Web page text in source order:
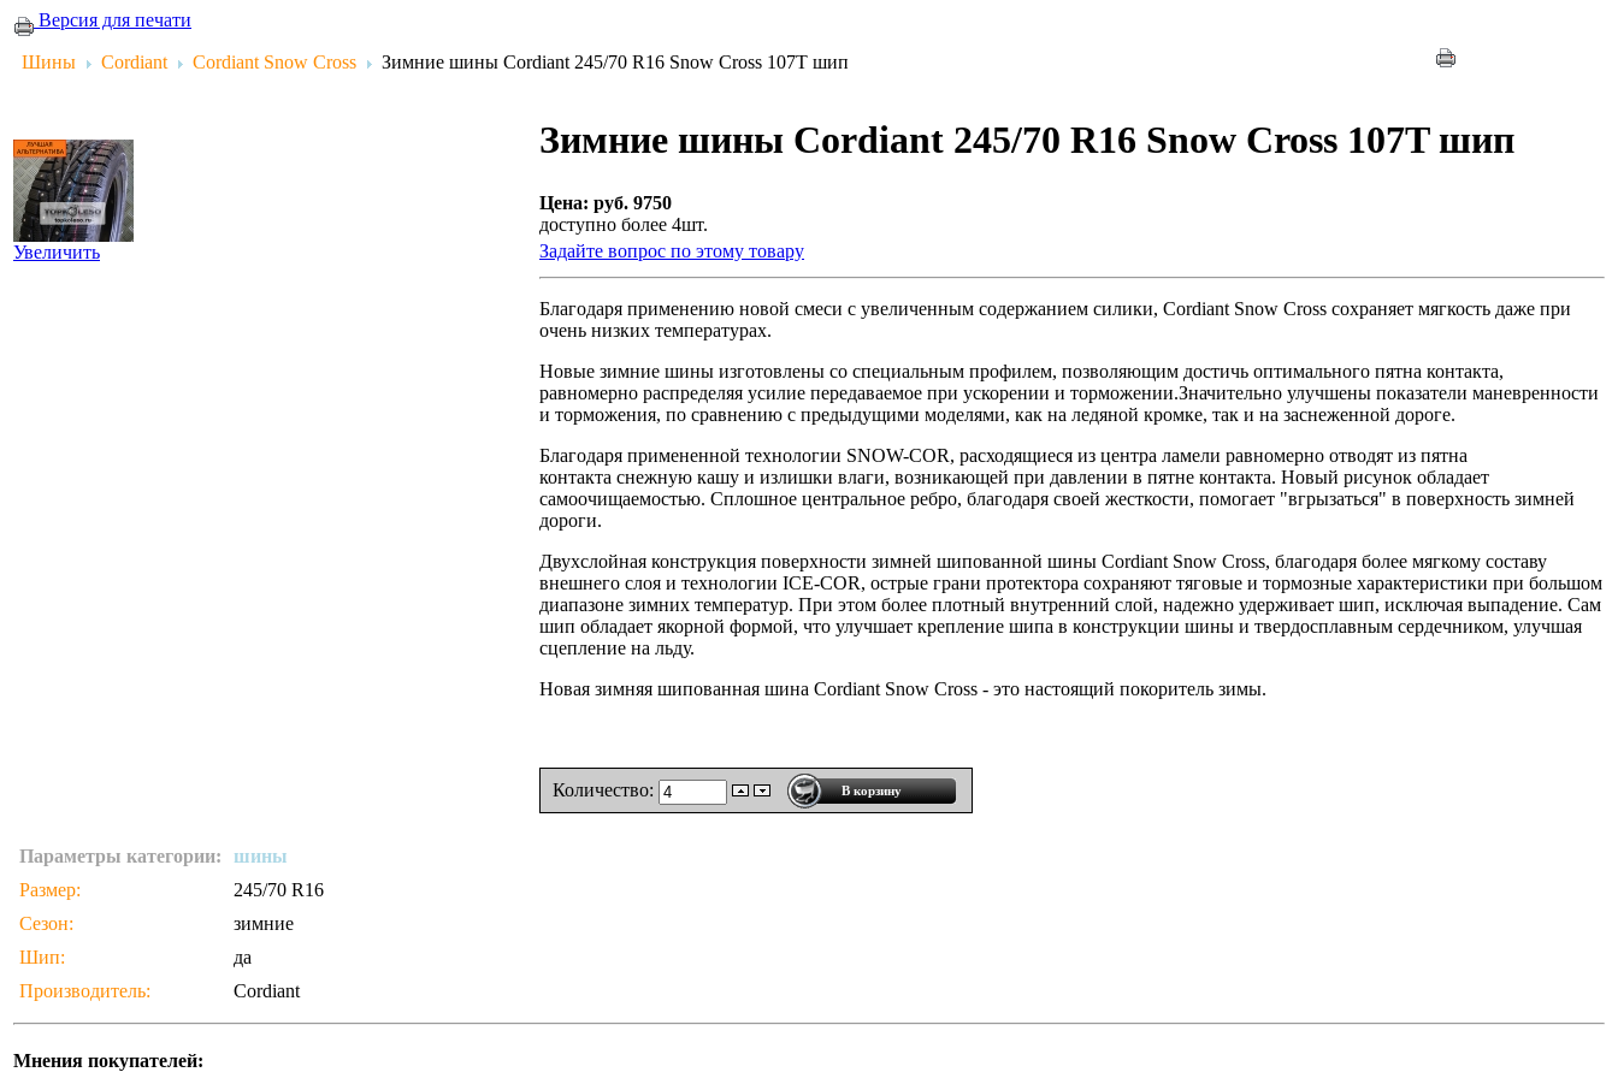
Версия для печати
Шины Cordiant Cordiant Snow Cross Зимние шины Cordiant 245/70 R16 Snow Cross 107T шип
Увеличить
Зимние шины Cordiant 245/70 R16 Snow Cross 107T шип
Цена: руб. 9750
доступно более 4шт.
Задайте вопрос по этому товару
Благодаря применению новой смеси с увеличенным содержанием силики, Cordiant Snow Cross сохраняет мягкость даже при
очень низких температурах.
Новые зимние шины изготовлены со специальным профилем, позволяющим достичь оптимального пятна контакта,
равномерно распределяя усилие передаваемое при ускорении и торможении.Значительно улучшены показатели маневренности
и торможения, по сравнению с предыдущими моделями, как на ледяной кромке, так и на заснеженной дороге.
Благодаря примененной технологии SNOW-COR, расходящиеся из центра ламели равномерно отводят из пятна
контакта снежную кашу и излишки влаги, возникающей при давлении в пятне контакта. Новый рисунок обладает
самоочищаемостью. Сплошное центральное ребро, благодаря своей жесткости, помогает "вгрызаться" в поверхность зимней
дороги.
Двухслойная конструкция поверхности зимней шипованной шины Cordiant Snow Cross, благодаря более мягкому составу
внешнего слоя и технологии ICE-COR, острые грани протектора сохраняют тяговые и тормозные характеристики при большом
диапазоне зимних температур. При этом более плотный внутренний слой, надежно удерживает шип, исключая выпадение. Сам
шип обладает якорной формой, что улучшает крепление шипа в конструкции шины и твердосплавным сердечником, улучшая
сцепление на льду.
Новая зимняя шипованная шина Cordiant Snow Cross - это настоящий покоритель зимы.
Количество:
Параметры категории:
шины
Размер:
245/70 R16
Сезон:
зимние
Шип:
да
Производитель:
Cordiant
Мнения покупателей: